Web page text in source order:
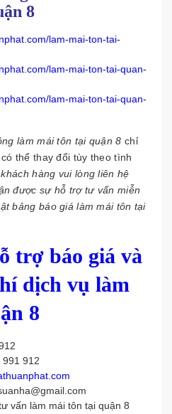
8
lam-mai-ton-tai-
lam-mai-ton-tai-quan-
lam-mai-ton-tai-quan-
làm mái tôn tại quận 8 chỉ
thể thay đổi tùy theo tình
hàng vui lòng liên hệ
được sự hỗ trợ tư vấn miễn
bảng báo giá làm mái tôn tại
trợ báo giá và
dịch vụ làm
8
991 912
vấn làm mái tôn tại quận 8